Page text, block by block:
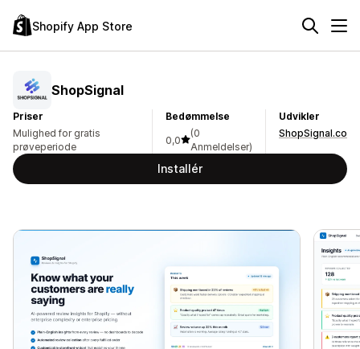
Shopify App Store
ShopSignal
Priser
Mulighed for gratis
prøveperiode
Bedømmelse
0,0
(0
Anmeldelser)
Udvikler
ShopSignal.co
Installér